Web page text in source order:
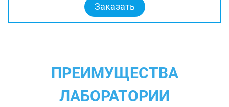
Заказать
ПРЕИМУЩЕСТВА
ЛАБОРАТОРИИ